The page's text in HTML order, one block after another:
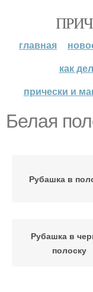
главная
как
прически и
Белая
Рубашка в
Рубашка в
полоску